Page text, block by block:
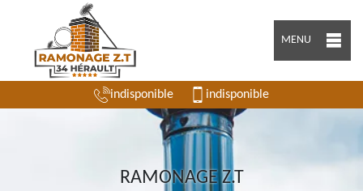
MENU
indisponible indisponible
RAMONAGE Z.T